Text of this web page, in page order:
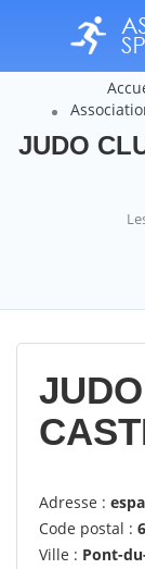
JUDO
Adresse :
Code postal :
Ville : Pont-